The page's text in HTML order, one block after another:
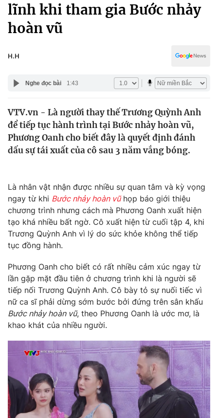
Chính trị
Xã hội
Pháp luật
Y tế
Thế giới
Tin tức
Thế giới đó đây
Kinh tế
Thị trường
Góc doanh nghiệp
Truyền hình
Phim VTV
Hậu trường
Khán giả
Giải sao mai
Giải trí
Điện ảnh
Âm nhạc
Sao
Du lịch
Làm đẹp
Chất lượng cuộc sống
Giáo dục
Tuyển sinh
Học trực tuyến
Công nghệ
Sản phẩm
Thị trường
Tư vấn
Giao lưu trực tuyến
Lịch phát sóng
Chuyên mục khác
Truyền hình
Văn hóa - Giải trí
lĩnh khi tham gia Bước nhảy
hoàn vũ
H.H
Nghe đọc bài 1:43
VTV.vn - Là người thay thế Trương Quỳnh Anh
để tiếp tục hành trình tại Bước nhảy hoàn vũ,
Phương Oanh cho biết đây là quyết định đánh
dấu sự tái xuất của cô sau 3 năm vắng bóng.
Là nhân vật nhận được nhiều sự quan tâm và kỳ vọng
ngay từ khi Bước nhảy hoàn vũhọp báo giới thiệu
chương trình nhưng cách mà Phương Oanh xuất hiện
tạo khá nhiều bất ngờ. Cô xuất hiện từ cuối tập 4, khi
Trương Quỳnh Anh vì lý do sức khỏe không thể tiếp
tục đồng hành.
Phương Oanh cho biết có rất nhiều cảm xúc ngay từ
lần gặp mặt đầu tiên ở chương trình khi là người sẽ
tiếp nối Trương Quỳnh Anh. Cô bày tỏ sự nuối tiếc vì
nữ ca sĩ phải dừng sớm bước bởi đứng trên sân khấu
Bước nhảy hoàn vũ, theo Phương Oanh là ước mơ, là
khao khát của nhiều người.